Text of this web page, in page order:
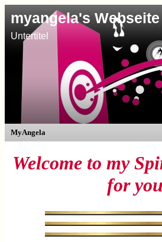
myangela's Webseite
Untertitel
MyAngela
Welcome to my
for you
Standard Ansicht